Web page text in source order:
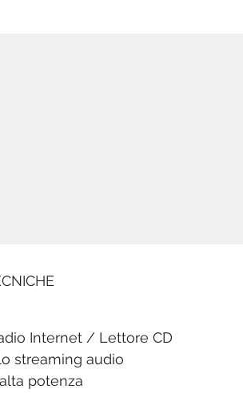
Internet / Lettore CD
streaming audio
potenza